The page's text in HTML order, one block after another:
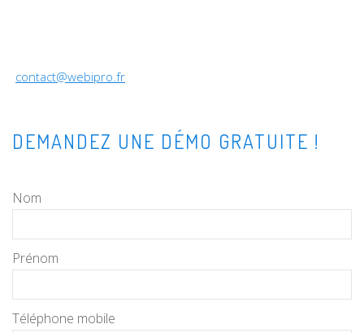
contact@webipro.fr
DEMANDEZ UNE DÉMO GRATUITE !
Nom
Prénom
Téléphone mobile